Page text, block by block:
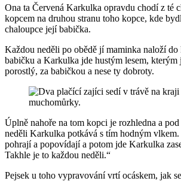
Ona ta Červená Karkulka opravdu chodí z té
kopcem na druhou stranu toho kopce, kde
chaloupce její babička.
Každou neděli po obědě jí maminka naloží
babičku a Karkulka jde hustým lesem, kterým
porostlý, za babičkou a nese ty dobroty.
Úplně nahoře na tom kopci je rozhledna a
neděli Karkulka potkává s tím hodným vlkem.
pohrají a popovídají a potom jde Karkulka
Takhle je to každou neděli.“
Pejsek u toho vypravování vrtí ocáskem, jak